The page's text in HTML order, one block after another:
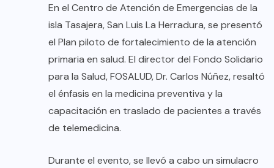
En el Centro de Atención de Emergencias de la
isla Tasajera, San Luis La Herradura, se presentó
el Plan piloto de fortalecimiento de la atención
primaria en salud. El director del Fondo Solidario
para la Salud, FOSALUD, Dr. Carlos Núñez, resaltó
el énfasis en la medicina preventiva y la
capacitación en traslado de pacientes a través
de telemedicina.
Durante el evento, se llevó a cabo un simulacro